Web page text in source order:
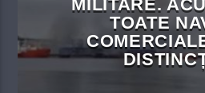
MILITARE.
TOATE